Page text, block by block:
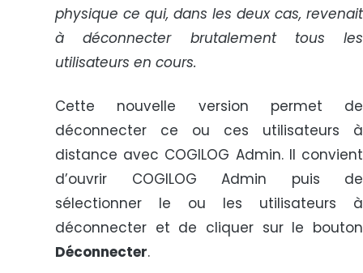
physique ce qui, dans les deux cas, revenait
à déconnecter brutalement tous les
utilisateurs en cours.
Cette nouvelle version permet de
déconnecter ce ou ces utilisateurs à
distance avec COGILOG Admin. Il convient
d’ouvrir COGILOG Admin puis de
sélectionner le ou les utilisateurs à
déconnecter et de cliquer sur le bouton
Déconnecter.